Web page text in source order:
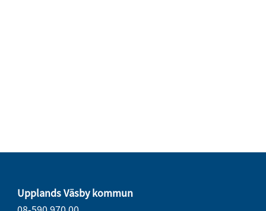
Upplands Väsby kommun